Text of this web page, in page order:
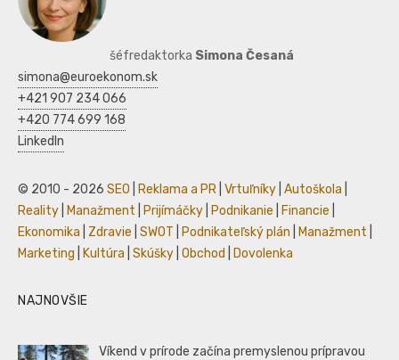
šéfredaktorka Simona Česaná
simona@euroekonom.sk
+421 907 234 066
+420 774 699 168
LinkedIn
© 2010 - 2026 SEO Reklama a PR Vrtuľníky Autoškola
Reality
Manažment Prijímáčky Podnikanie Financie
Ekonomika
Zdravie SWOT Podnikateľský plán Manažment
Marketing
Kultúra Skúšky Obchod Dovolenka
NAJNOVŠIE
Víkend v prírode začína premyslenou prípravou